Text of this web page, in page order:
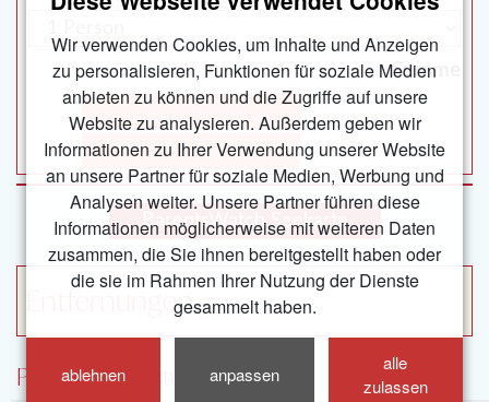
Wir verwenden Cookies, um Inhalte und Anzeigen
zu personalisieren, Funktionen für soziale Medien
anbieten zu können und die Zugriffe auf unsere
Website zu analysieren. Außerdem geben wir
Informationen zu Ihrer Verwendung unserer Website
an unsere Partner für soziale Medien, Werbung und
Analysen weiter. Unsere Partner führen diese
Informationen möglicherweise mit weiteren Daten
zusammen, die Sie ihnen bereitgestellt haben oder
die sie im Rahmen Ihrer Nutzung der Dienste
gesammelt haben.
ablehnen anpassen
alle
zulassen
Summe
jetzt reservieren
BarentsWatch Seekarte
Entfernungen
Preise und Leistungen